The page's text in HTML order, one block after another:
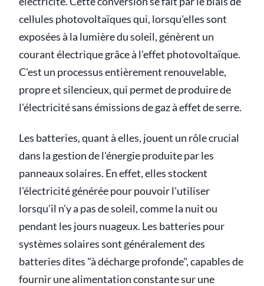
cellules photovoltaïques qui, lorsqu'elles sont
exposées à la lumière du soleil, génèrent un
courant électrique grâce à l'effet photovoltaïque.
C'est un processus entièrement renouvelable,
propre et silencieux, qui permet de produire de
l'électricité sans émissions de gaz à effet de serre.
Les batteries, quant à elles, jouent un rôle crucial
dans la gestion de l'énergie produite par les
panneaux solaires. En effet, elles stockent
l'électricité générée pour pouvoir l'utiliser
lorsqu'il n'y a pas de soleil, comme la nuit ou
pendant les jours nuageux. Les batteries pour
systèmes solaires sont généralement des
batteries dites "à décharge profonde", capables de
fournir une alimentation constante sur une